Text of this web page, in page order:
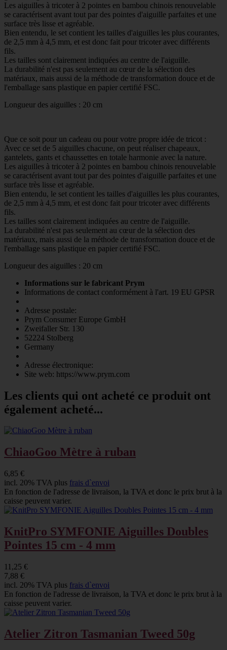
Les aiguilles à tricoter à 2 pointes en bambou chinois renouvelable
se caractérisent avant tout par des pointes d'aiguille parfaites et une
surface très lisse et agréable.
Bien entendu, le set contient les tailles d'aiguilles les plus courantes,
de 2,5 mm à 4,5 mm, et est donc fait pour tricoter avec différents
fils.
Les tailles sont clairement indiquées au centre de l'aiguille.
La durabilité n'est pas seulement au cœur de la sélection des
matériaux, mais aussi de la méthode de transformation douce et de
l'emballage sans plastique en papier certifié FSC.
Longueur des aiguilles : 20 cm
Que ce soit pour un cadeau ou pour votre propre idée de tricot :
Avec ce set de 5 aiguilles chacune, on peut réaliser chapeaux,
gantelets, gants et chaussettes en totale harmonie avec la nature.
Les aiguilles à tricoter à 2 pointes en bambou chinois renouvelable
se caractérisent avant tout par des pointes d'aiguille parfaites et une
surface très lisse et agréable.
Bien entendu, le set contient les tailles d'aiguilles les plus courantes,
de 2,5 mm à 4,5 mm, et est donc fait pour tricoter avec différents
fils.
Les tailles sont clairement indiquées au centre de l'aiguille.
La durabilité n'est pas seulement au cœur de la sélection des
matériaux, mais aussi de la méthode de transformation douce et de
l'emballage sans plastique en papier certifié FSC.
Longueur des aiguilles : 20 cm
Informations sur le fabricant Prym
Informations de contact conformément à l'art. 19 EU GPSR
Adresse postale:
Prym Consumer Europe GmbH
Zweifaller Str. 130
52224 Stolberg
Germany
Adresse électronique:
Site web: https://www.prym.com
Les clients qui ont acheté ce produit ont
également acheté...
ChiaoGoo Mètre à ruban
6,85 €
incl. 20% TVA plus frais d`envoi
En fonction de l'adresse de livraison, la TVA et donc le prix brut à la
caisse peuvent varier.
KnitPro SYMFONIE Aiguilles Doubles
Pointes 15 cm - 4 mm
11,25 €
7,88 €
incl. 20% TVA plus frais d`envoi
En fonction de l'adresse de livraison, la TVA et donc le prix brut à la
caisse peuvent varier.
Atelier Zitron Tasmanian Tweed 50g